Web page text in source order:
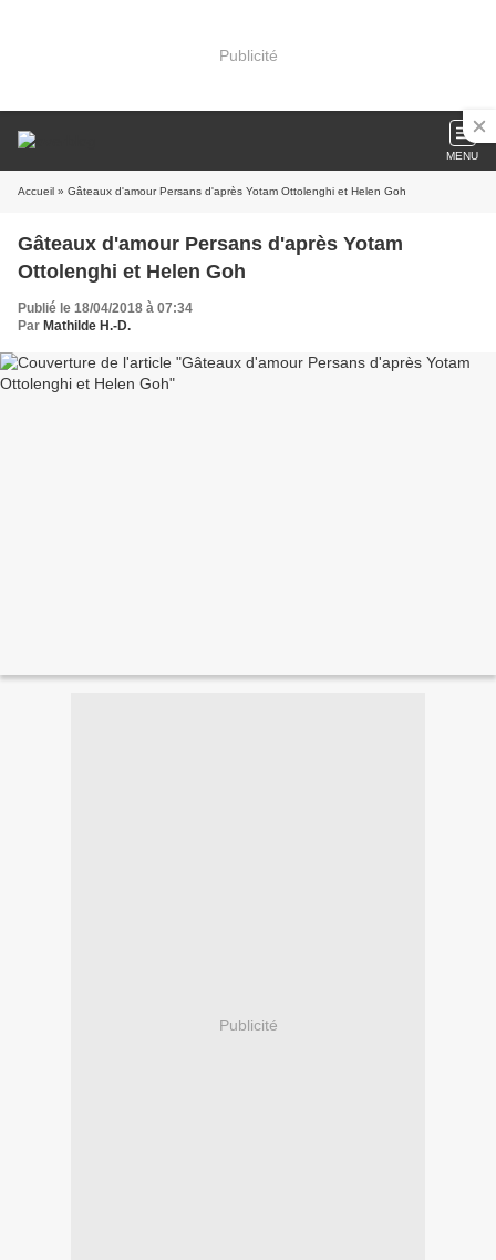
Publicité
MENU
Accueil » Gâteaux d'amour Persans d'après Yotam Ottolenghi et Helen Goh
Gâteaux d'amour Persans d'après Yotam
Ottolenghi et Helen Goh
Publié le 18/04/2018 à 07:34
Par Mathilde H.-D.
Publicité